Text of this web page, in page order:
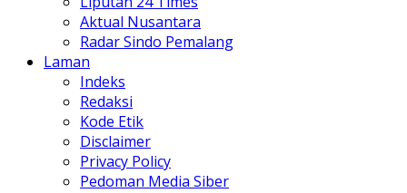
Aktual Nusantara
Radar Sindo Pemalang
Laman
Indeks
Redaksi
Kode Etik
Disclaimer
Privacy Policy
Pedoman Media Siber